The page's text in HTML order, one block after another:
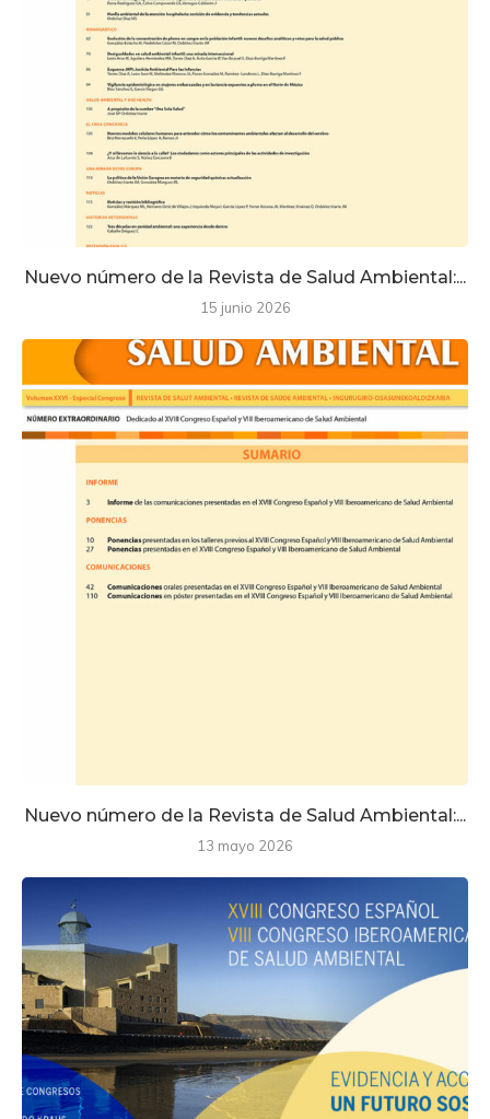
Nuevo número de la Revista de Salud Ambiental:...
15 junio 2026
Nuevo número de la Revista de Salud Ambiental:...
13 mayo 2026